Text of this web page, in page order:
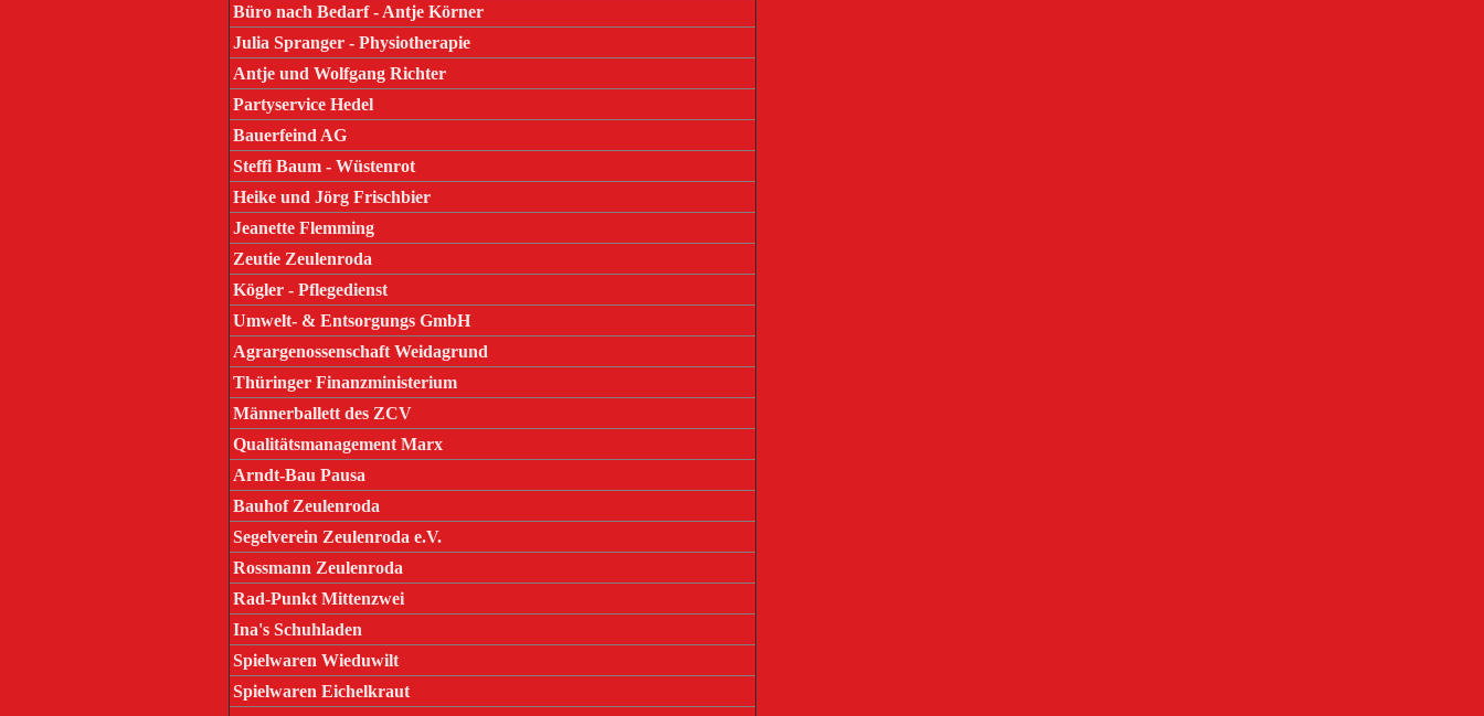
Büro nach Bedarf - Antje Körner
Julia Spranger - Physiotherapie
Antje und Wolfgang Richter
Partyservice Hedel
Bauerfeind AG
Steffi Baum - Wüstenrot
Heike und Jörg Frischbier
Jeanette Flemming
Zeutie Zeulenroda
Kögler - Pflegedienst
Umwelt- & Entsorgungs GmbH
Agrargenossenschaft Weidagrund
Thüringer Finanzministerium
Männerballett des ZCV
Qualitätsmanagement Marx
Arndt-Bau Pausa
Bauhof Zeulenroda
Segelverein Zeulenroda e.V.
Rossmann Zeulenroda
Rad-Punkt Mittenzwei
Ina's Schuhladen
Spielwaren Wieduwilt
Spielwaren Eichelkraut